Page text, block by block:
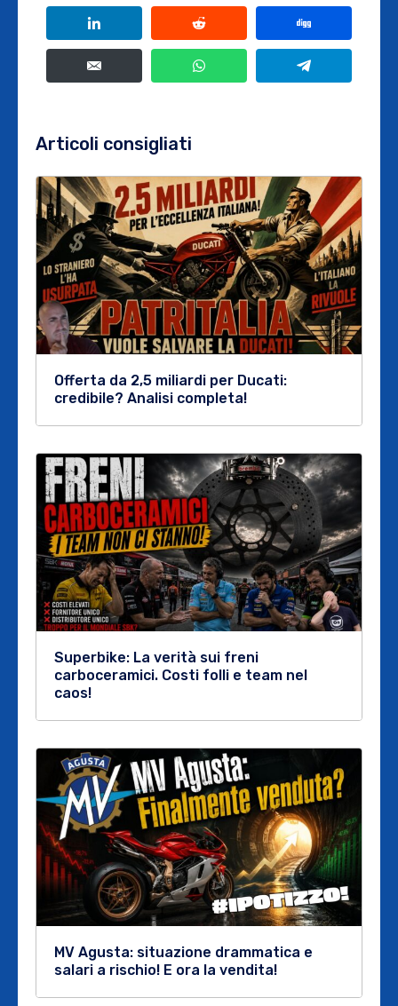
Articoli consigliati
Offerta da 2,5 miliardi per Ducati:
credibile? Analisi completa!
Superbike: La verità sui freni
carboceramici. Costi folli e team nel
caos!
MV Agusta: situazione drammatica e
salari a rischio! E ora la vendita!